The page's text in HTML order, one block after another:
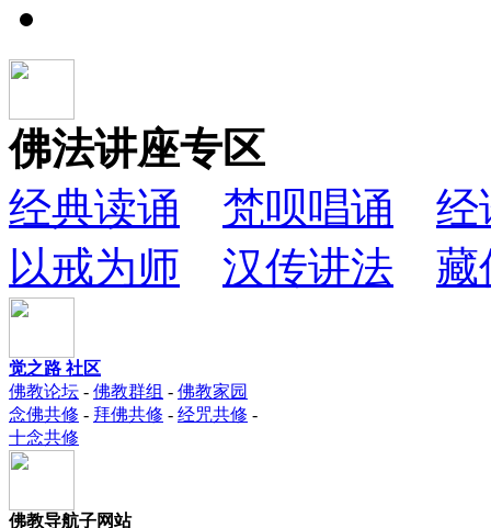
佛法讲座专区
经典读诵
梵呗唱诵
经
以戒为师
汉传讲法 藏
觉之路 社区
佛教论坛 - 佛教群组 - 佛教家园
念佛共修 - 拜佛共修 - 经咒共修 -
十念共修
佛教导航子网站